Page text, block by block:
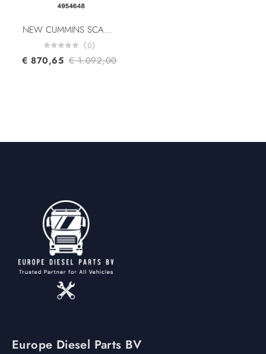
NEW CUMMINS SCANIA 1764364 4954648 4903451 579251 579263 1499257 DC12.22/DT12.11L02 Fuel Injector Euro 4
(0)
€ 870,65 €1.092,00
Europe Diesel Parts BV